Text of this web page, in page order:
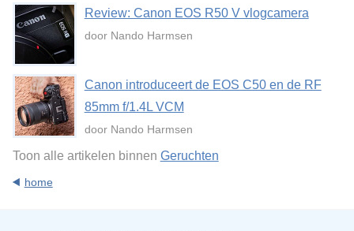
Review: Canon EOS R50 V vlogcamera
door Nando Harmsen
Canon introduceert de EOS C50 en de RF
85mm f/1.4L VCM
door Nando Harmsen
Toon alle artikelen binnen Geruchten
home